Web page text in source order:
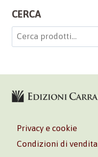
CERCA
Cerca:
Privacy e cookie
Condizioni di vendita